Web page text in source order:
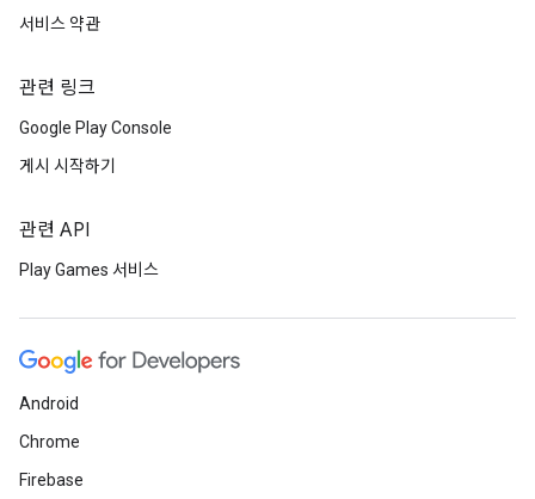
서비스 약관
관련 링크
Google Play Console
게시 시작하기
관련 API
Play Games 서비스
Android
Chrome
Firebase